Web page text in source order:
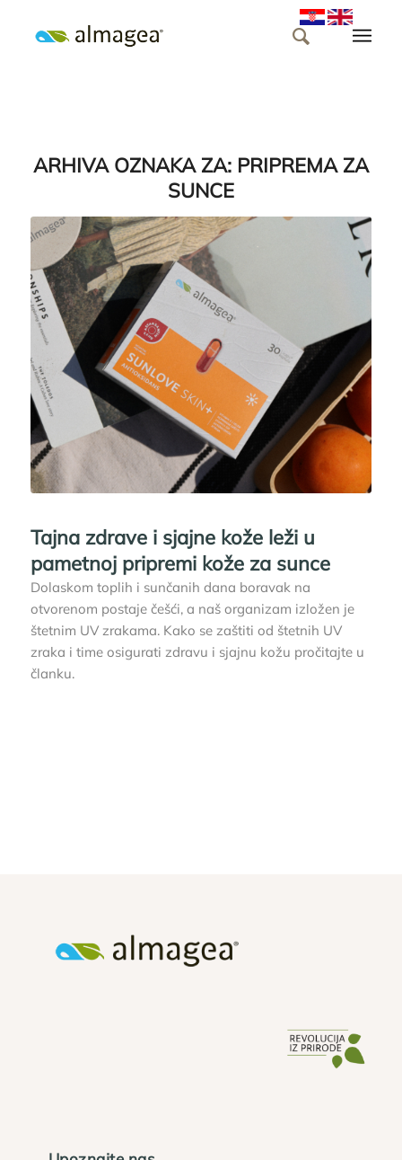
ARHIVA OZNAKA ZA: PRIPREMA ZA
SUNCE
Tajna zdrave i sjajne kože leži u
pametnoj pripremi kože za sunce
Dolaskom toplih i sunčanih dana boravak na
otvorenom postaje češći, a naš organizam izložen je
štetnim UV zrakama. Kako se zaštiti od štetnih UV
zraka i time osigurati zdravu i sjajnu kožu pročitajte u
članku.